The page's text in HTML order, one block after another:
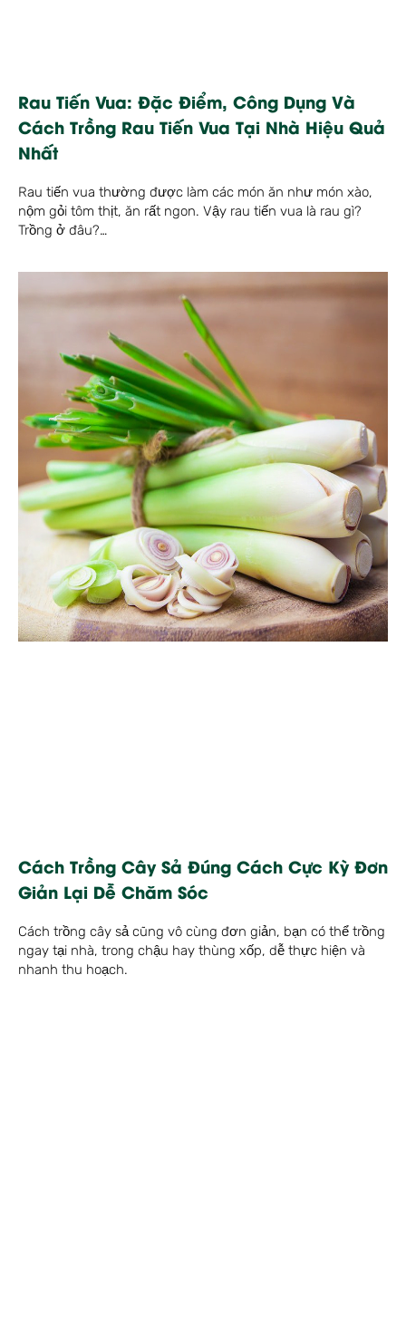
Rau Tiến Vua: Đặc Điểm, Công Dụng Và
Cách Trồng Rau Tiến Vua Tại Nhà Hiệu Quả
Nhất
Rau tiến vua thường được làm các món ăn như món xào,
nộm gỏi tôm thịt, ăn rất ngon. Vậy rau tiến vua là rau gì?
Trồng ở đâu?…
Cách Trồng Cây Sả Đúng Cách Cực Kỳ Đơn
Giản Lại Dễ Chăm Sóc
Cách trồng cây sả cũng vô cùng đơn giản, bạn có thể trồng
ngay tại nhà, trong chậu hay thùng xốp, dễ thực hiện và
nhanh thu hoạch.